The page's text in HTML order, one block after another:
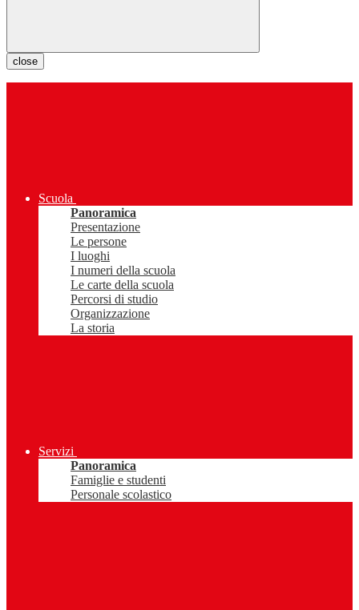
close
Scuola
Panoramica
Presentazione
Le persone
I luoghi
I numeri della scuola
Le carte della scuola
Percorsi di studio
Organizzazione
La storia
Servizi
Panoramica
Famiglie e studenti
Personale scolastico